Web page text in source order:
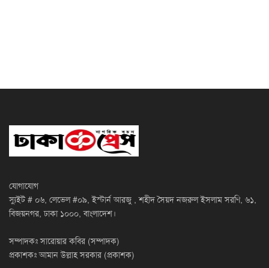
যোগাযোগ
স্যুইট # ০৬, লেভেল #০৯, ইস্টার্ন আরজু , শহীদ সৈয়দ নজরুল ইসলাম সরণি, ৬১,
বিজয়নগর, ঢাকা ১০০০, বাংলাদেশ।
সম্পাদকঃ সারোয়ার কবির (সম্পাদক)
প্রকাশকঃ আমান উল্লাহ সরকার (প্রকাশক)